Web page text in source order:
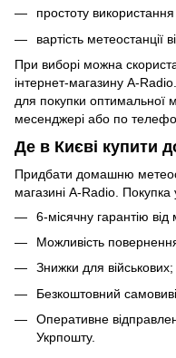
простоту
вартість метеостанції
При виборі можна
інтернет-магазину A-
для покупки оптимальної
месенджері або по
Де в Києві купити
Придбати домашню
магазині A-Radio. Покупка
6-місячну гарантію
Можливість
Знижки для військових;
Безкоштовний
Оперативне
Укрпошту.